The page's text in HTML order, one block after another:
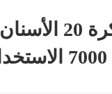
أسود اللون مسنن الحزام البكرة 20 الأسنان